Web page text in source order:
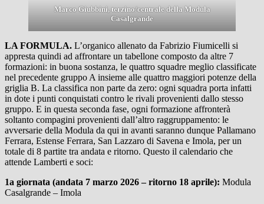
Marco Giubbini, terzino/centrale della Modula
Casalgrande
LA FORMULA. L’organico allenato da Fabrizio Fiumicelli si
appresta quindi ad affrontare un tabellone composto da altre 7
formazioni: in buona sostanza, le quattro squadre meglio classificate
nel precedente gruppo A insieme alle quattro maggiori potenze della
griglia B. La classifica non parte da zero: ogni squadra porta infatti
in dote i punti conquistati contro le rivali provenienti dallo stesso
gruppo. E in questa seconda fase, ogni formazione affronterà
soltanto compagini provenienti dall’altro raggruppamento: le
avversarie della Modula da qui in avanti saranno dunque Pallamano
Ferrara, Estense Ferrara, San Lazzaro di Savena e Imola, per un
totale di 8 partite tra andata e ritorno. Questo il calendario che
attende Lamberti e soci:
1a giornata (andata 7 marzo 2026 – ritorno 18 aprile): Modula
Casalgrande – Imola